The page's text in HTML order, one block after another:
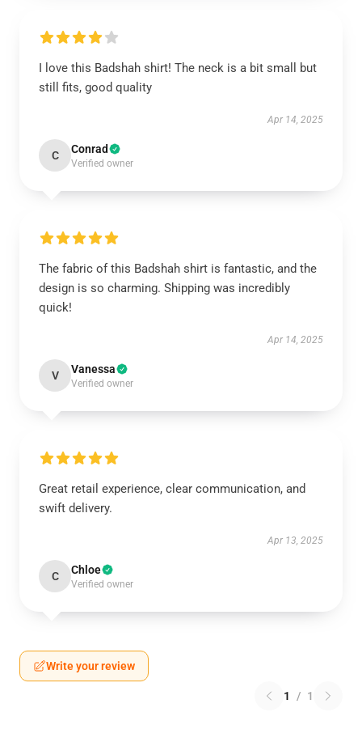
I love this Badshah shirt! The neck is a bit small but
still fits, good quality
Apr 14, 2025
C Conrad
Verified owner
The fabric of this Badshah shirt is fantastic, and the
design is so charming. Shipping was incredibly
quick!
Apr 14, 2025
V Vanessa
Verified owner
Great retail experience, clear communication, and
swift delivery.
Apr 13, 2025
C Chloe
Verified owner
Write your review
1 / 1